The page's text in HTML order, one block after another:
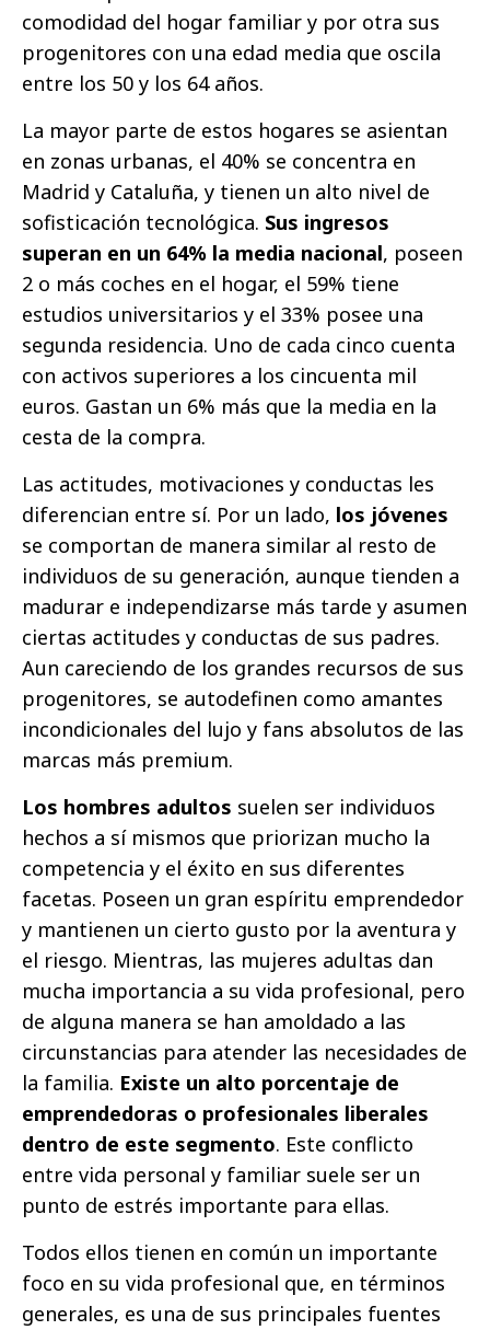
comodidad del hogar familiar y por otra sus
progenitores con una edad media que oscila
entre los 50 y los 64 años.
La mayor parte de estos hogares se asientan
en zonas urbanas, el 40% se concentra en
Madrid y Cataluña, y tienen un alto nivel de
sofisticación tecnológica. Sus ingresos
superan en un 64% la media nacional, poseen
2 o más coches en el hogar, el 59% tiene
estudios universitarios y el 33% posee una
segunda residencia. Uno de cada cinco cuenta
con activos superiores a los cincuenta mil
euros. Gastan un 6% más que la media en la
cesta de la compra.
Las actitudes, motivaciones y conductas les
diferencian entre sí. Por un lado, los jóvenes
se comportan de manera similar al resto de
individuos de su generación, aunque tienden a
madurar e independizarse más tarde y asumen
ciertas actitudes y conductas de sus padres.
Aun careciendo de los grandes recursos de sus
progenitores, se autodefinen como amantes
incondicionales del lujo y fans absolutos de las
marcas más premium.
Los hombres adultos suelen ser individuos
hechos a sí mismos que priorizan mucho la
competencia y el éxito en sus diferentes
facetas. Poseen un gran espíritu emprendedor
y mantienen un cierto gusto por la aventura y
el riesgo. Mientras, las mujeres adultas dan
mucha importancia a su vida profesional, pero
de alguna manera se han amoldado a las
circunstancias para atender las necesidades de
la familia. Existe un alto porcentaje de
emprendedoras o profesionales liberales
dentro de este segmento. Este conflicto
entre vida personal y familiar suele ser un
punto de estrés importante para ellas.
Todos ellos tienen en común un importante
foco en su vida profesional que, en términos
generales, es una de sus principales fuentes